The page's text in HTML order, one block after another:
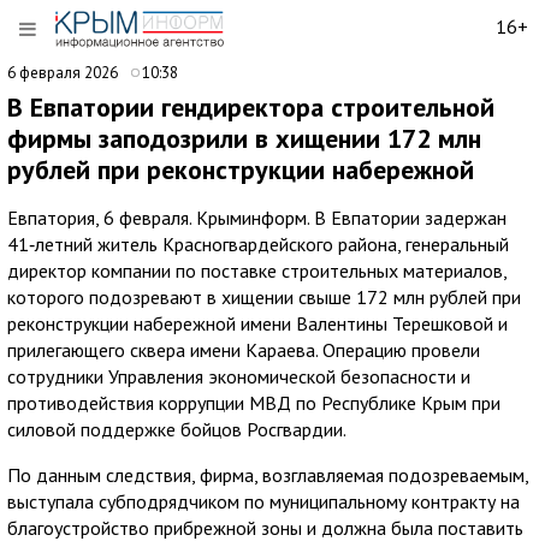
16+
6 февраля 2026 10:38
В Евпатории гендиректора строительной
фирмы заподозрили в хищении 172 млн
рублей при реконструкции набережной
Евпатория, 6 февраля. Крыминформ. В Евпатории задержан
41‑летний житель Красногвардейского района, генеральный
директор компании по поставке строительных материалов,
которого подозревают в хищении свыше 172 млн рублей при
реконструкции набережной имени Валентины Терешковой и
прилегающего сквера имени Караева. Операцию провели
сотрудники Управления экономической безопасности и
противодействия коррупции МВД по Республике Крым при
силовой поддержке бойцов Росгвардии.
По данным следствия, фирма, возглавляемая подозреваемым,
выступала субподрядчиком по муниципальному контракту на
благоустройство прибрежной зоны и должна была поставить